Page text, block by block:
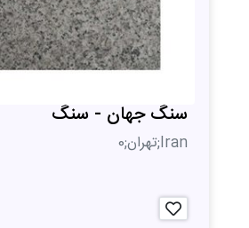
سنگ جهان - سنگ
Iran;تهران;0